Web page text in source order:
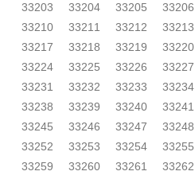
33203
33204 33205 33206
33210
33211 33212 33213
33217
33218 33219 33220
33224
33225 33226 33227
33231
33232 33233 33234
33238
33239 33240 33241
33245
33246 33247 33248
33252
33253 33254 33255
33259
33260 33261 33262